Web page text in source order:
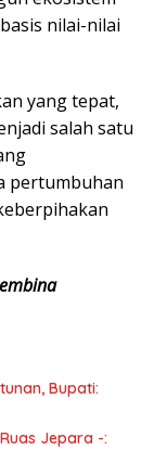
nilai-nilai
yang tepat,
salah satu
pertumbuhan
Bupati:
Jepara -: